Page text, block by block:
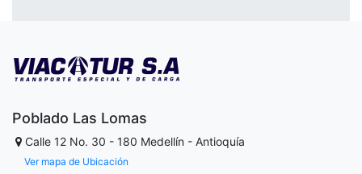
Poblado Las Lomas
Calle 12 No. 30 - 180 Medellín - Antioquía
Ver mapa de Ubicación